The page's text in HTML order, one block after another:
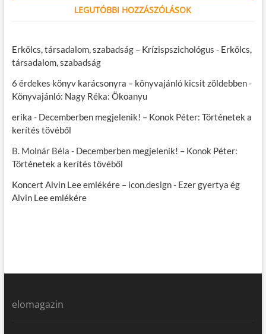
LEGUTÓBBI HOZZÁSZÓLÁSOK
Erkölcs, társadalom, szabadság – Krízispszichológus - Erkölcs,
társadalom, szabadság
6 érdekes könyv karácsonyra – könyvajánló kicsit zöldebben-
Könyvajánló: Nagy Réka: Ökoanyu
erika - Decemberben megjelenik! – Konok Péter: Történetek a
kerítés tövéből
B. Molnár Béla - Decemberben megjelenik! – Konok Péter:
Történetek a kerítés tövéből
Koncert Alvin Lee emlékére – icon.design- Ezer gyertya ég
Alvin Lee emlékére
elomagazin